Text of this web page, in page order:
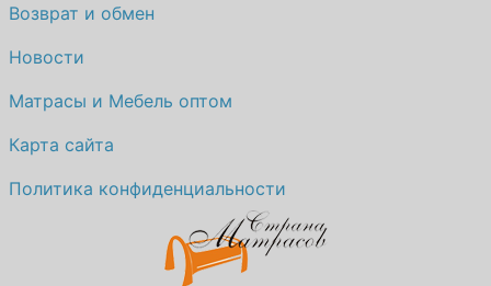
Возврат и обмен
Новости
Матрасы и Мебель оптом
Карта сайта
Политика конфиденциальности